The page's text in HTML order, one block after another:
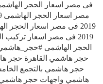
2019 فى مصر اسعار
الحجر الهاشمى
حجر هاشمي القاهرة حجر
حجر هاشمي بالتجمع
هاشمي واجهات حجر